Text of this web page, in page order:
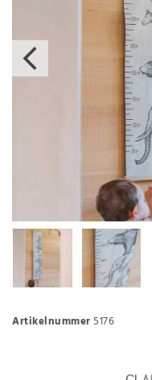
Artikelnummer5176